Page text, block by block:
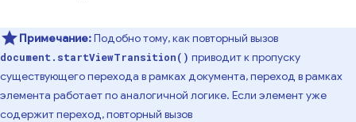
Примечание:Подобно тому, как повторный вызов
document.startViewTransition() приводит к пропуску
существующего перехода в рамках документа, переход в рамках
элемента работает по аналогичной логике. Если элемент уже
содержит переход, повторный вызов